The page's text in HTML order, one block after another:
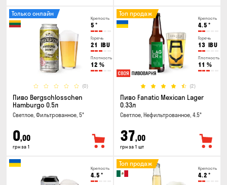
Крепость
5 °
Горечь
21 IBU
Плотность
12 %
(0)
Только онлайн
Пиво Bergschlosschen
Hamburgo 0.5л
Светлое, Фильтрованное, 5°
0,00
грн за 1
Крепость
4.5 °
Горечь
13 IBU
Плотность
11 %
(2)
Топ продаж
Пиво Fanatic Mexican Lager
0.33л
Светлое, Нефильтрованное, 4.5°
37,00
грн за 1 шт
Крепость
4.5 °
Крепость
4.2 °
Топ продаж